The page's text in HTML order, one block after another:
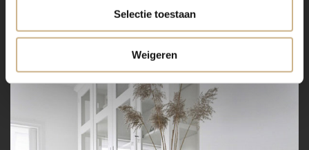
Selectie toestaan
Weigeren